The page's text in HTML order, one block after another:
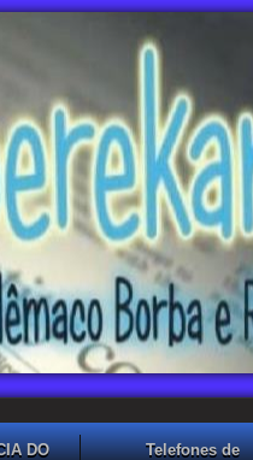
DO
Telefones de